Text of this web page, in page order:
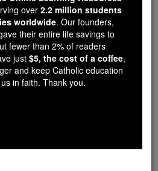
Dear readers, Catholic Online
wasde-platformed by Shopify
for our pro-life beliefs. They
shut down ourCatholic
School, Prayer Candles, and
founders, now in their 70's,
over 2.2 million students
worldwide. Our founders,
their entire life savings to
fewer than 2% of readers
just $5, the cost of a coffee,
and keep Catholic education
in faith. Thank you.